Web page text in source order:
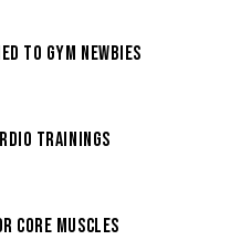
TO GYM NEWBIES
TRAININGS
CORE MUSCLES